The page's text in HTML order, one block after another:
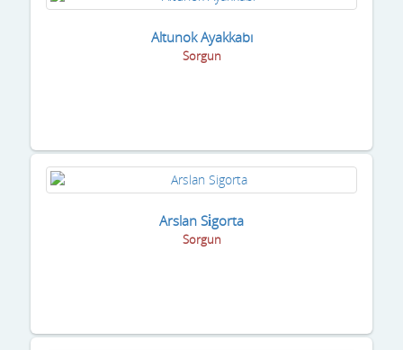
Altunok Ayakkabı
Sorgun
Arslan Si̇gorta
Sorgun